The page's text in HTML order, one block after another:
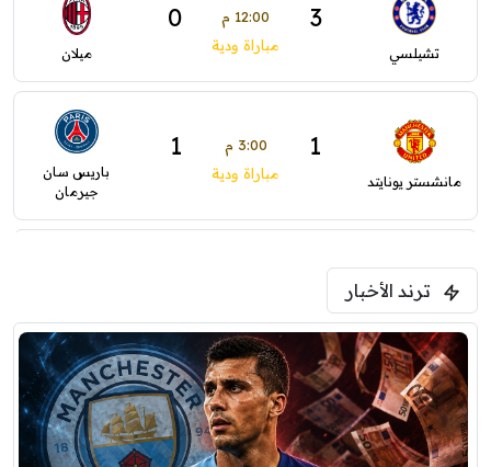
تشيلسي
3 12:00 م 0
مباراة ودية ميلان
مانشستر يونايتد
1 3:00 م 1
مباراة ودية
باريس سان
جيرمان
فرينتسفاروشي
برشلونة
7:00 م
مباراة ودية
نوتنغهام فورست
ترند الأخبار